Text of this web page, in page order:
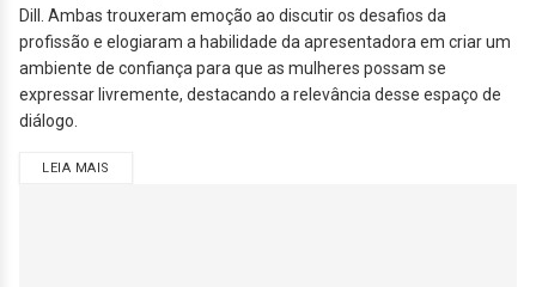
Dill. Ambas trouxeram emoção ao discutir os desafios da
profissão e elogiaram a habilidade da apresentadora em criar um
ambiente de confiança para que as mulheres possam se
expressar livremente, destacando a relevância desse espaço de
diálogo.
LEIA MAIS